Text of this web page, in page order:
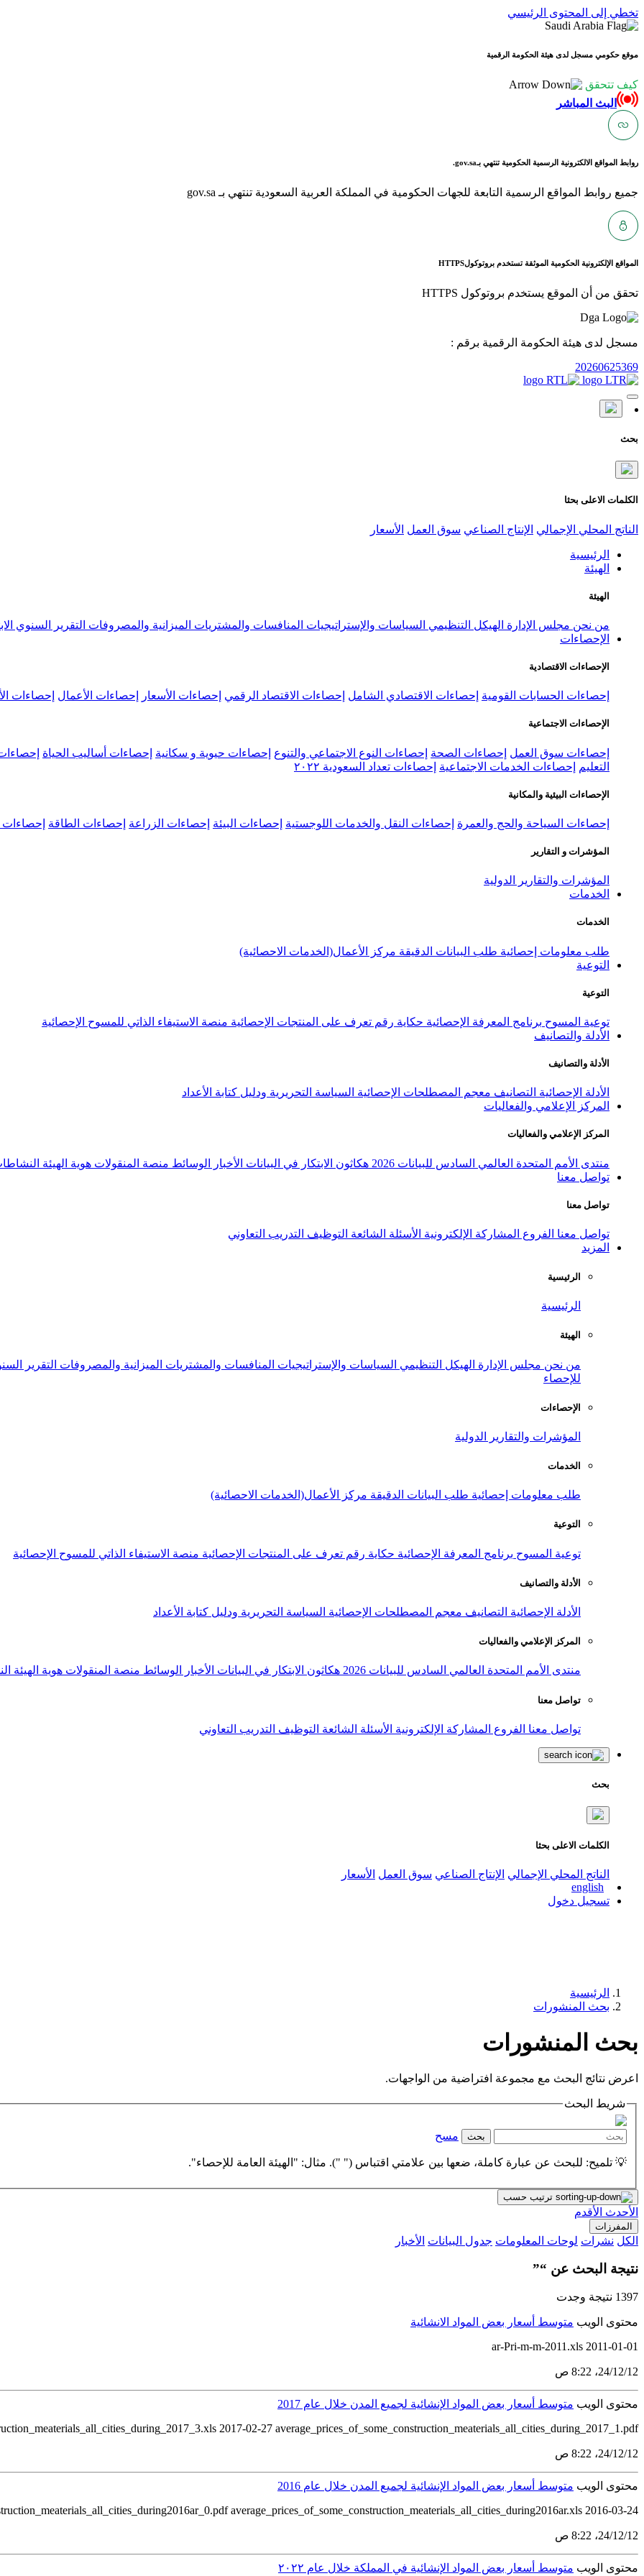
تخطي إلى المحتوى الرئيسي
موقع حكومي مسجل لدى هيئة الحكومة الرقمية
كيف تتحقق
البث المباشر
روابط المواقع الالكترونية الرسمية الحكومية تنتهي بـgov.sa.
جميع روابط المواقع الرسمية التابعة للجهات الحكومية في المملكة العربية السعودية تنتهي بـ gov.sa
المواقع الإلكترونية الحكومية الموثقة تستخدم بروتوكولHTTPS
تحقق من أن الموقع يستخدم بروتوكول HTTPS
مسجل لدى هيئة الحكومة الرقمية برقم :
20260625369
بحث
الكلمات الاعلى بحثا
الناتج المحلي الإجمالي الإنتاج الصناعي سوق العمل الأسعار
الرئيسية
الهيئة
الهيئة
من نحن مجلس الإدارة الهيكل التنظيمي السياسات والإستراتيجيات المنافسات والمشتريات الميزانية والمصروفات التقرير السنوي
الإحصاءات
الإحصاءات الاقتصادية
إحصاءات الحسابات القومية إحصاءات الاقتصادي الشامل إحصاءات الاقتصاد الرقمي إحصاءات الأسعار إحصاءات الأعمال إحصاءات
الإحصاءات الاجتماعية
إحصاءات سوق العمل إحصاءات الصحة إحصاءات النوع الاجتماعي والتنوع إحصاءات حيوية و سكانية إحصاءات أساليب الحياة
التعليم
إحصاءات الخدمات الاجتماعية إحصاءات تعداد السعودية ٢٠٢٢
الإحصاءات البيئية والمكانية
إحصاءات السياحة والحج والعمرة إحصاءات النقل والخدمات اللوجستية إحصاءات البيئة إحصاءات الزراعة إحصاءات الطاقة إحصاءات
المؤشرات و التقارير
المؤشرات والتقارير الدولية
الخدمات
الخدمات
طلب معلومات إحصائية طلب البيانات الدقيقة مركز الأعمال(الخدمات الاحصائية)
التوعية
التوعية
توعية المسوح برنامج المعرفة الإحصائية حكاية رقم تعرف على المنتجات الإحصائية منصة الاستيفاء الذاتي للمسوح الإحصائية
الأدلة والتصانيف
الأدلة والتصانيف
الأدلة الإحصائية التصانيف معجم المصطلحات الإحصائية السياسة التحريرية ودليل كتابة الأعداد
المركز الإعلامي والفعاليات
المركز الإعلامي والفعاليات
منتدى الأمم المتحدة العالمي السادس للبيانات 2026 هكاثون الابتكار في البيانات الأخبار الوسائط منصة المنقولات هوية الهيئة
تواصل معنا
تواصل معنا
تواصل معنا الفروع المشاركة الإلكترونية الأسئلة الشائعة التوظيف التدريب التعاوني
المزيد
الرئيسية
الرئيسية
الهيئة
من نحن مجلس الإدارة الهيكل التنظيمي السياسات والإستراتيجيات المنافسات والمشتريات الميزانية والمصروفات التقرير
للإحصاء
الإحصاءات
المؤشرات والتقارير الدولية
الخدمات
طلب معلومات إحصائية طلب البيانات الدقيقة مركز الأعمال(الخدمات الاحصائية)
التوعية
توعية المسوح برنامج المعرفة الإحصائية حكاية رقم تعرف على المنتجات الإحصائية منصة الاستيفاء الذاتي للمسوح الإحصائية
الأدلة والتصانيف
الأدلة الإحصائية التصانيف معجم المصطلحات الإحصائية السياسة التحريرية ودليل كتابة الأعداد
المركز الإعلامي والفعاليات
منتدى الأمم المتحدة العالمي السادس للبيانات 2026 هكاثون الابتكار في البيانات الأخبار الوسائط منصة المنقولات هوية الهيئة
تواصل معنا
تواصل معنا الفروع المشاركة الإلكترونية الأسئلة الشائعة التوظيف التدريب التعاوني
بحث
الكلمات الاعلى بحثا
الناتج المحلي الإجمالي الإنتاج الصناعي سوق العمل الأسعار
english
تسجيل دخول
الرئيسية
بحث المنشورات
بحث المنشورات
اعرض نتائج البحث مع مجموعة افتراضية من الواجهات.
شريط البحث
بحث مسح
💡 تلميح: للبحث عن عبارة كاملة، ضعها بين علامتي اقتباس (" "). مثال: "الهيئة العامة للإحصاء".
ترتيب حسب
الأحدث الأقدم
المفرزات
الكل نشرات لوحات المعلومات جدول البيانات الأخبار
نتيجة البحث عن “”
1397 نتيجة وجدت
محتوى الويب متوسط أسعار بعض المواد الانشائية
ar-Pri-m-m-2011.xls 2011-01-01
12‏/12‏/24، 8:22 ص
محتوى الويب متوسط أسعار بعض المواد الإنشائية لجميع المدن خلال عام 2017
2017-02-27 average_prices_of_some_construction_meaterials_all_cities_during_2017_1.pdf
12‏/12‏/24، 8:22 ص
محتوى الويب متوسط أسعار بعض المواد الإنشائية لجميع المدن خلال عام 2016
2016-03-24 average_prices_of_some_construction_meaterials_all_cities_during2016ar_0.pdf average_prices_of_some_construction_meaterials_all_cities_during2016ar.xls
12‏/12‏/24، 8:22 ص
محتوى الويب متوسط أسعار بعض المواد الإنشائية في المملكة خلال عام ٢٠٢٢